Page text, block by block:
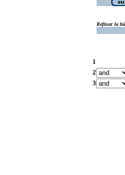
Refinar la
1
2
3